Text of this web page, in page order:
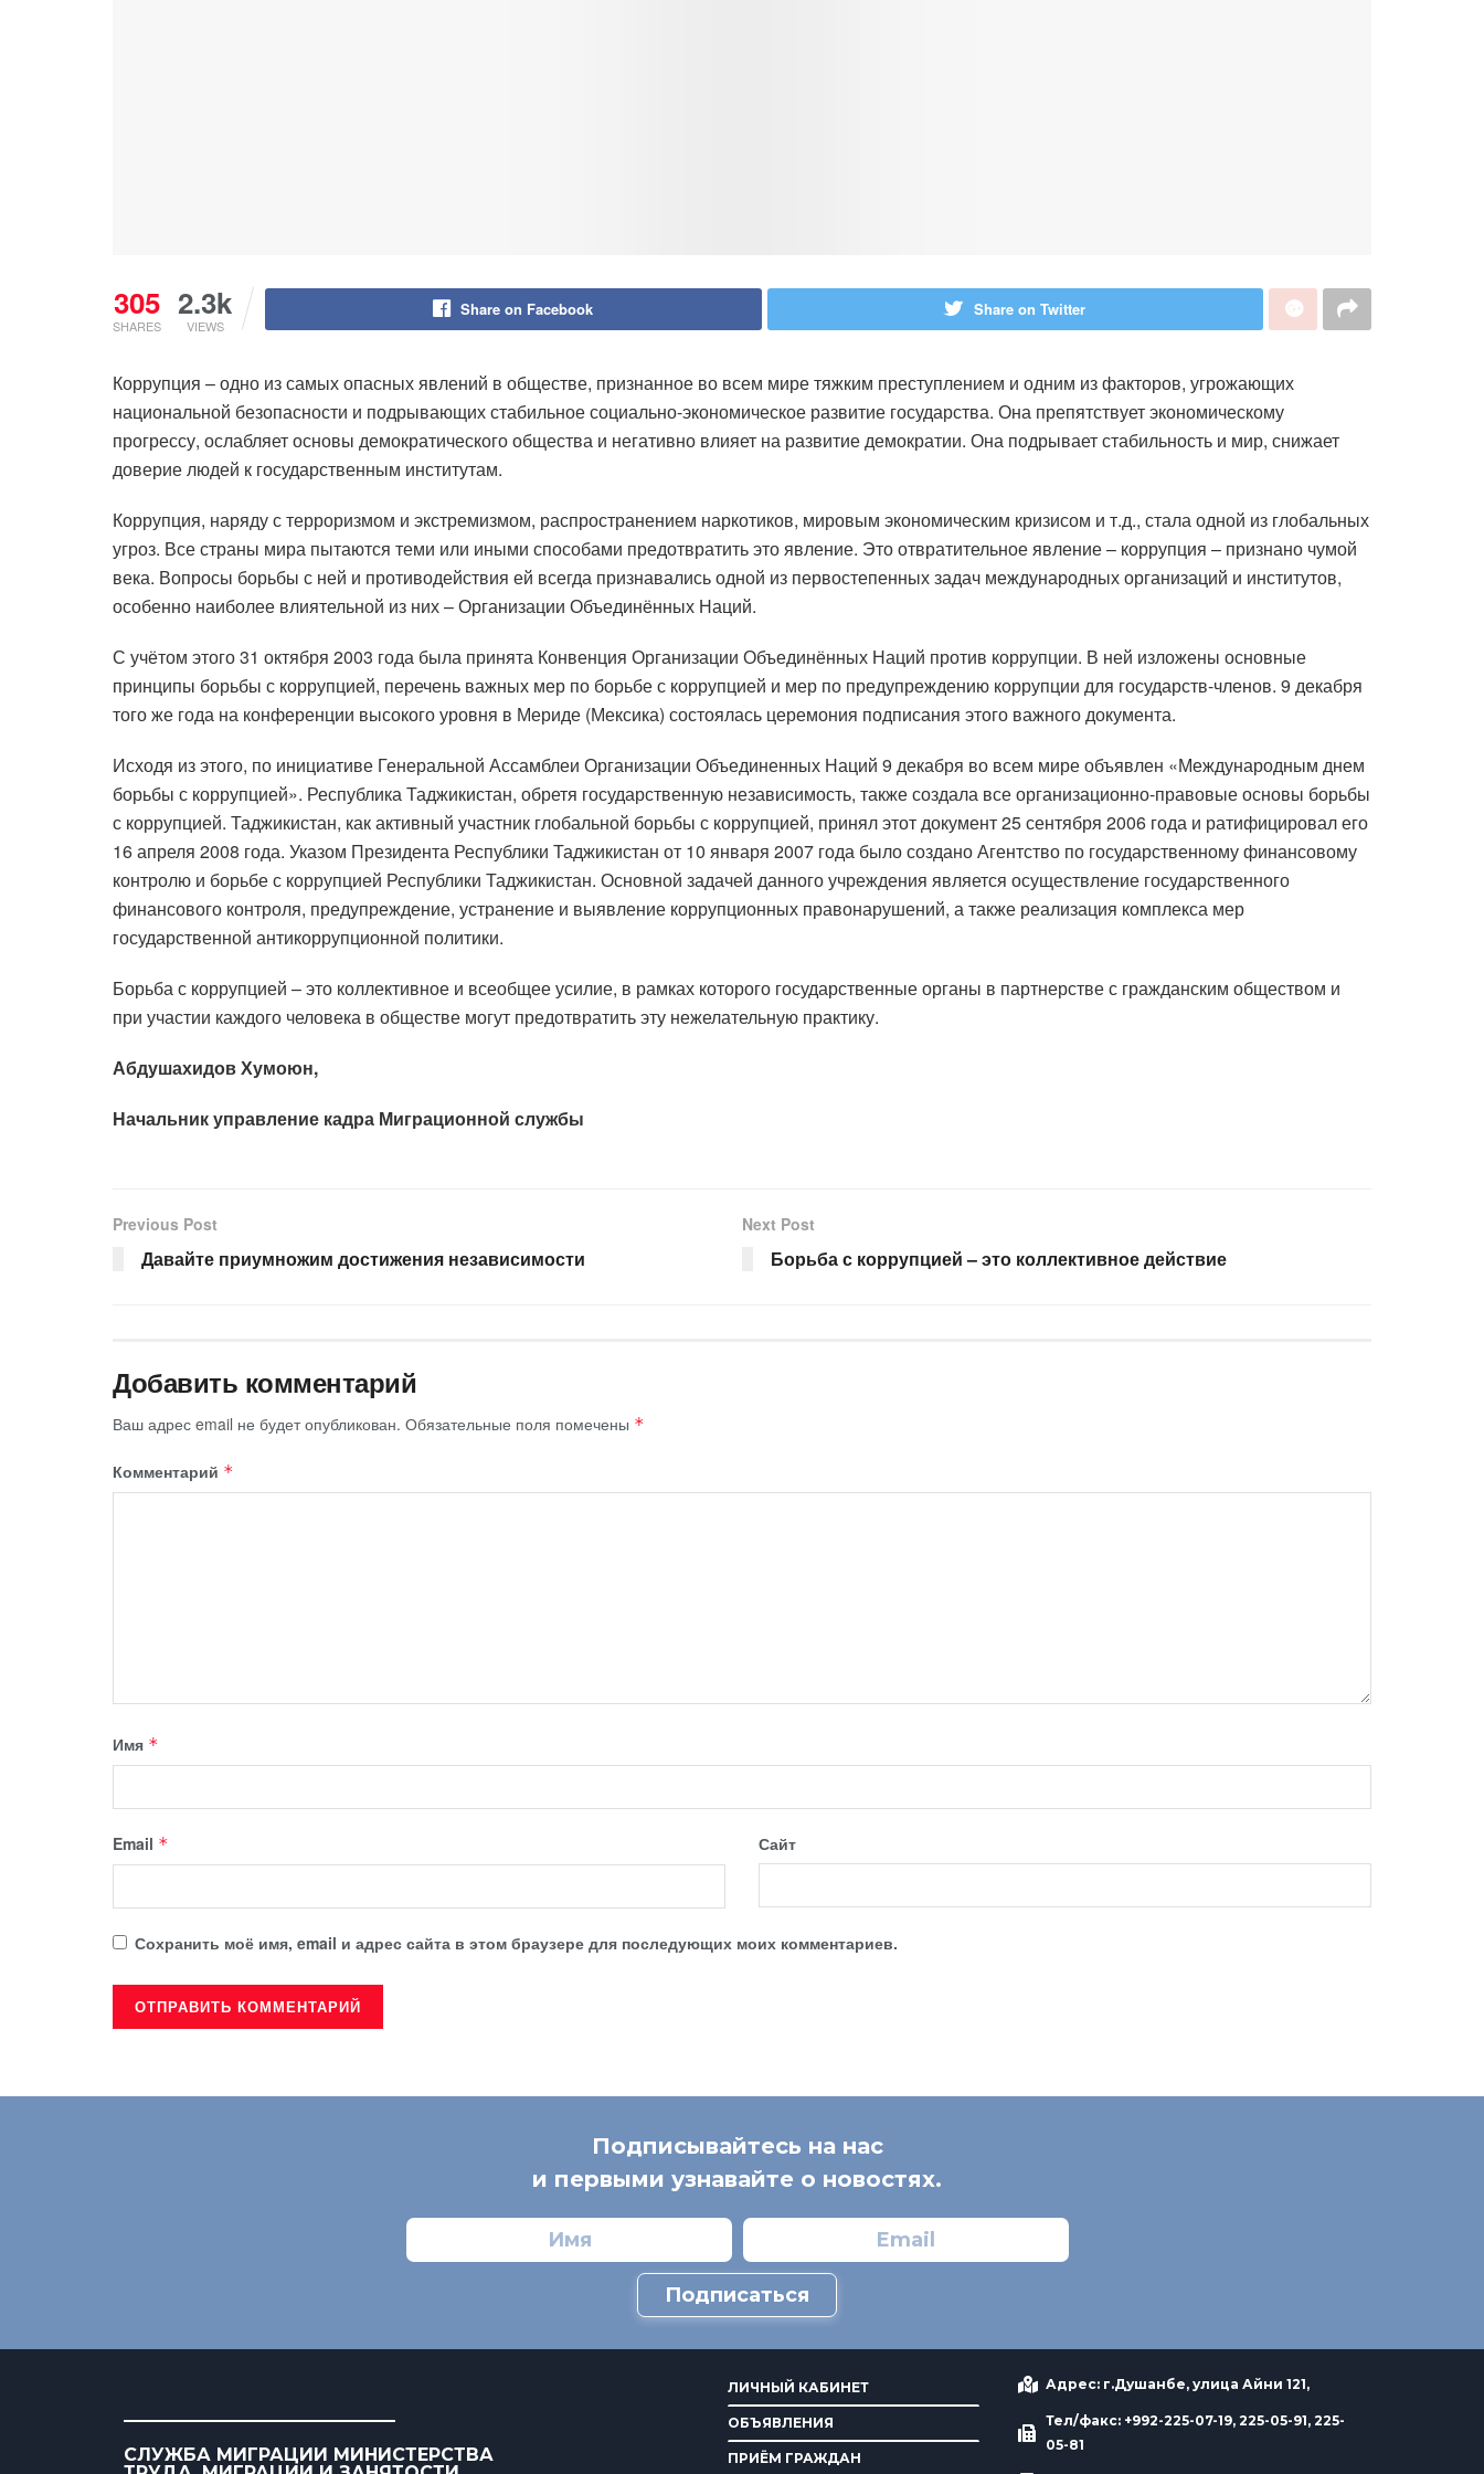
305
SHARES
2.3k
VIEWS
Share on Facebook Share on Twitter
Коррупция – одно из самых опасных явлений в обществе, признанное во всем мире тяжким преступлением и одним из факторов, угрожающих
национальной безопасности и подрывающих стабильное социально-экономическое развитие государства. Она препятствует экономическому
прогрессу, ослабляет основы демократического общества и негативно влияет на развитие демократии. Она подрывает стабильность и мир, снижает
доверие людей к государственным институтам.
Коррупция, наряду с терроризмом и экстремизмом, распространением наркотиков, мировым экономическим кризисом и т.д., стала одной из глобальных
угроз. Все страны мира пытаются теми или иными способами предотвратить это явление. Это отвратительное явление – коррупция – признано чумой
века. Вопросы борьбы с ней и противодействия ей всегда признавались одной из первостепенных задач международных организаций и институтов,
особенно наиболее влиятельной из них – Организации Объединённых Наций.
С учётом этого 31 октября 2003 года была принята Конвенция Организации Объединённых Наций против коррупции. В ней изложены основные
принципы борьбы с коррупцией, перечень важных мер по борьбе с коррупцией и мер по предупреждению коррупции для государств-членов. 9 декабря
того же года на конференции высокого уровня в Мериде (Мексика) состоялась церемония подписания этого важного документа.
Исходя из этого, по инициативе Генеральной Ассамблеи Организации Объединенных Наций 9 декабря во всем мире объявлен «Международным днем ​​
борьбы с коррупцией». Республика Таджикистан, обретя государственную независимость, также создала все организационно-правовые основы борьбы
с коррупцией. Таджикистан, как активный участник глобальной борьбы с коррупцией, принял этот документ 25 сентября 2006 года и ратифицировал его
16 апреля 2008 года. Указом Президента Республики Таджикистан от 10 января 2007 года было создано Агентство по государственному финансовому
контролю и борьбе с коррупцией Республики Таджикистан. Основной задачей данного учреждения является осуществление государственного
финансового контроля, предупреждение, устранение и выявление коррупционных правонарушений, а также реализация комплекса мер
государственной антикоррупционной политики.
Борьба с коррупцией – это коллективное и всеобщее усилие, в рамках которого государственные органы в партнерстве с гражданским обществом и
при участии каждого человека в обществе могут предотвратить эту нежелательную практику.
Абдушахидов Хумоюн,
Начальник управление кадра Миграционной службы
Previous Post
Давайте приумножим достижения независимости
Next Post
Борьба с коррупцией – это коллективное действие
Добавить комментарий
Ваш адрес email не будет опубликован. Обязательные поля помечены *
Комментарий *
Имя *
Email * Сайт
Сохранить моё имя, email и адрес сайта в этом браузере для последующих моих комментариев.
Подписывайтесь на нас
и первыми узнавайте о новостях.
Подписаться
СЛУЖБА МИГРАЦИИ МИНИСТЕРСТВА
ЛИЧНЫЙ КАБИНЕТ
ОБЪЯВЛЕНИЯ
ПРИЁМ ГРАЖДАН
Адрес: г.Душанбе, улица Айни 121,
Тел/факс: +992-225-07-19, 225-05-91, 225-
05-81